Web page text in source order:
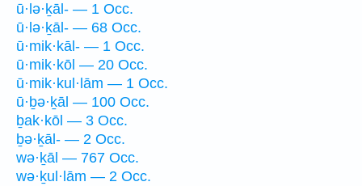
ū·lə·ḵāl- — 1 Occ.
ū·lə·ḵāl- — 68 Occ.
ū·mik·kāl- — 1 Occ.
ū·mik·kōl — 20 Occ.
ū·mik·kul·lām — 1 Occ.
ū·ḇə·ḵāl — 100 Occ.
ḇak·kōl — 3 Occ.
ḇə·ḵāl- — 2 Occ.
wə·ḵāl — 767 Occ.
wə·ḵul·lām — 2 Occ.